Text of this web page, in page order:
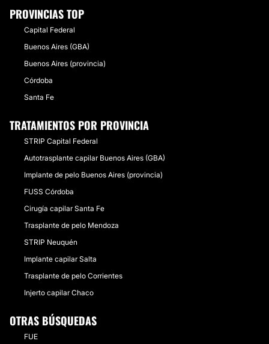
PROVINCIAS TOP
Capital Federal
Buenos Aires (GBA)
Buenos Aires (provincia)
Córdoba
Santa Fe
TRATAMIENTOS POR PROVINCIA
STRIP Capital Federal
Autotrasplante capilar Buenos Aires (GBA)
Implante de pelo Buenos Aires (provincia)
FUSS Córdoba
Cirugía capilar Santa Fe
Trasplante de pelo Mendoza
STRIP Neuquén
Implante capilar Salta
Trasplante de pelo Corrientes
Injerto capilar Chaco
OTRAS BÚSQUEDAS
FUE